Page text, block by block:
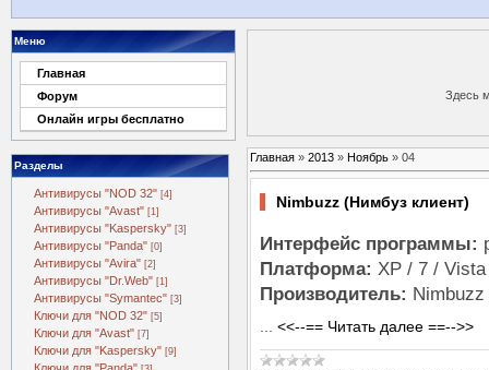
Меню
Главная
Форум
Онлайн игры бесплатно
Разделы
Антивирусы "NOD 32" [4]
Антивирусы "Avast" [1]
Антивирусы "Kaspersky" [3]
Антивирусы "Panda" [0]
Антивирусы "Avira" [2]
Антивирусы "Dr.Web" [1]
Антивирусы "Symantec" [3]
Ключи для "NOD 32" [5]
Ключи для "Avast" [7]
Ключи для "Kaspersky" [9]
Здесь
Главная » 2013 » Ноябрь » 04
Nimbuzz (Нимбуз клиент)
Интерфейс программы:
Платформа: XP / 7 / Vista
Производитель: Nimbuzz
<<--== Читать далее ==-->>